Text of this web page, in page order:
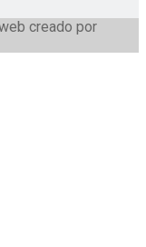
creado por